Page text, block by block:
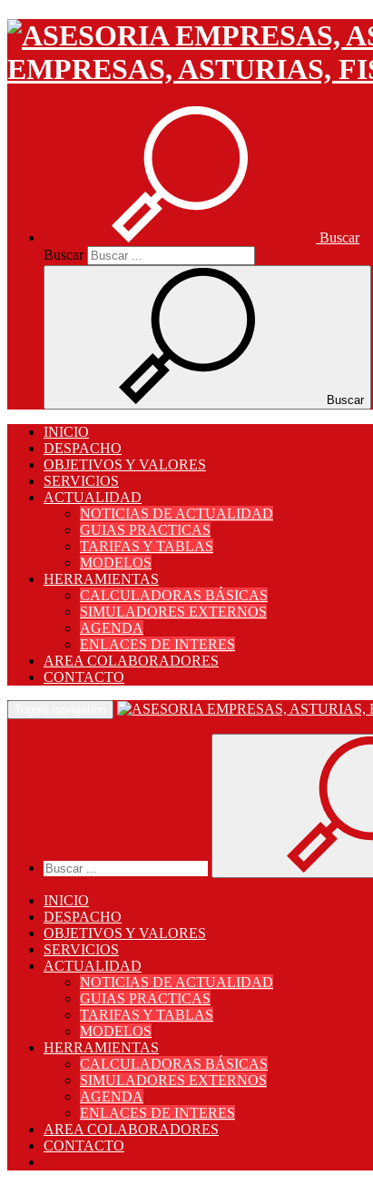
EMPRESAS, ASTURIAS,
Buscar
Buscar
Buscar
INICIO
DESPACHO
OBJETIVOS Y VALORES
SERVICIOS
ACTUALIDAD
NOTICIAS DE ACTUALIDAD
GUIAS PRACTICAS
TARIFAS Y TABLAS
MODELOS
HERRAMIENTAS
CALCULADORAS BÁSICAS
SIMULADORES EXTERNOS
AGENDA
ENLACES DE INTERES
AREA COLABORADORES
CONTACTO
INICIO
DESPACHO
OBJETIVOS Y VALORES
SERVICIOS
ACTUALIDAD
NOTICIAS DE ACTUALIDAD
GUIAS PRACTICAS
TARIFAS Y TABLAS
MODELOS
HERRAMIENTAS
CALCULADORAS BÁSICAS
SIMULADORES EXTERNOS
AGENDA
ENLACES DE INTERES
AREA COLABORADORES
CONTACTO